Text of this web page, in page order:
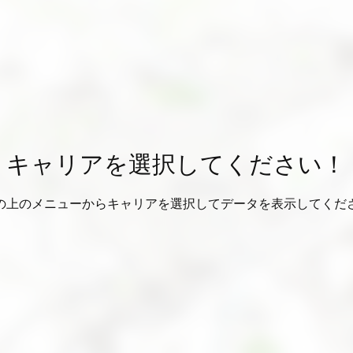
キャリアを選択してください！
上のメニューからキャリアを選択してデータを表示してくだ